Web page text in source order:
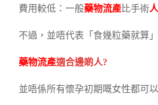
費用較低：一般藥物流產比手術
不過，並唔代表「食幾粒藥就算
藥物流產適合邊啲人?
並唔係所有懷孕初期嘅女性都可